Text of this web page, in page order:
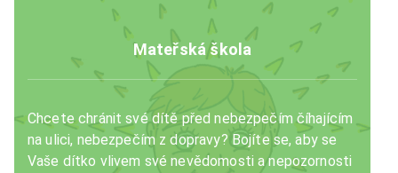
Mateřská škola
Chcete chránit své dítě před nebezpečím číhajícím
na ulici, nebezpečím z dopravy? Bojíte se, aby se
Vaše dítko vlivem své nevědomosti a nepozornosti